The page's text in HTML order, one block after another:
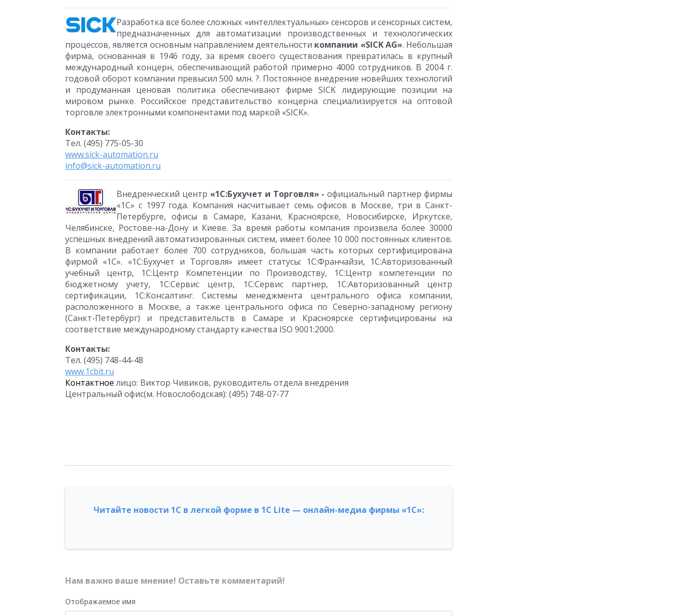
Разработка все более сложных «интеллектуальных» сенсоров и сенсорных систем,
предназначенных для автоматизации производственных и технологических
процессов, является основным направлением деятельности компании «SICK AG». Небольшая
фирма, основанная в 1946 году, за время своего существования превратилась в крупный
международный концерн, обеспечивающий работой примерно 4000 сотрудников. В 2004 г.
годовой оборот компании превысил 500 млн. ?. Постоянное внедрение новейших технологий
и продуманная ценовая политика обеспечивают фирме SICK лидирующие позиции на
мировом рынке. Российское представительство концерна специализируется на оптовой
торговле электронными компонентами под маркой «SICK».
Контакты:
Тел. (495) 775-05-30
www.sick-automation.ru
info@sick-automation.ru
Внедренческий центр «1С:Бухучет и Торговля» -официальный партнер фирмы
«1С» с 1997 года. Компания насчитывает семь офисов в Москве, три в Санкт-
Петербурге, офисы в Самаре, Казани, Красноярске, Новосибирске, Иркутске,
Челябинске, Ростове-на-Дону и Киеве. За время работы компания произвела более 30000
успешных внедрений автоматизированных систем, имеет более 10 000 постоянных клиентов.
В компании работает более 700 сотрудников, большая часть которых сертифицирована
фирмой «1С». «1С:Бухучет и Торговля» имеет статусы: 1С:Франчайзи, 1С:Авторизованный
учебный центр, 1С:Центр Компетенции по Производству, 1С:Центр компетенции по
бюджетному учету, 1С:Сервис центр, 1С:Сервис партнер, 1С:Авторизованный центр
сертификации, 1С:Консалтинг. Системы менеджмента центрального офиса компании,
расположенного в Москве, а также центрального офиса по Северно-западному региону
(Санкт-Петербург) и представительств в Самаре и Красноярске сертифицированы на
соответствие международному стандарту качества ISO 9001:2000.
Контакты:
Тел. (495) 748-44-48
www.1cbit.ru
Контактное лицо: Виктор Чивиков, руководитель отдела внедрения
Центральный офис(м. Новослободская): (495) 748-07-77
Читайте новости 1С в легкой форме в 1С Lite — онлайн-медиа фирмы «1С»:
Нам важно ваше мнение! Оставьте комментарий!
Отображаемое имя